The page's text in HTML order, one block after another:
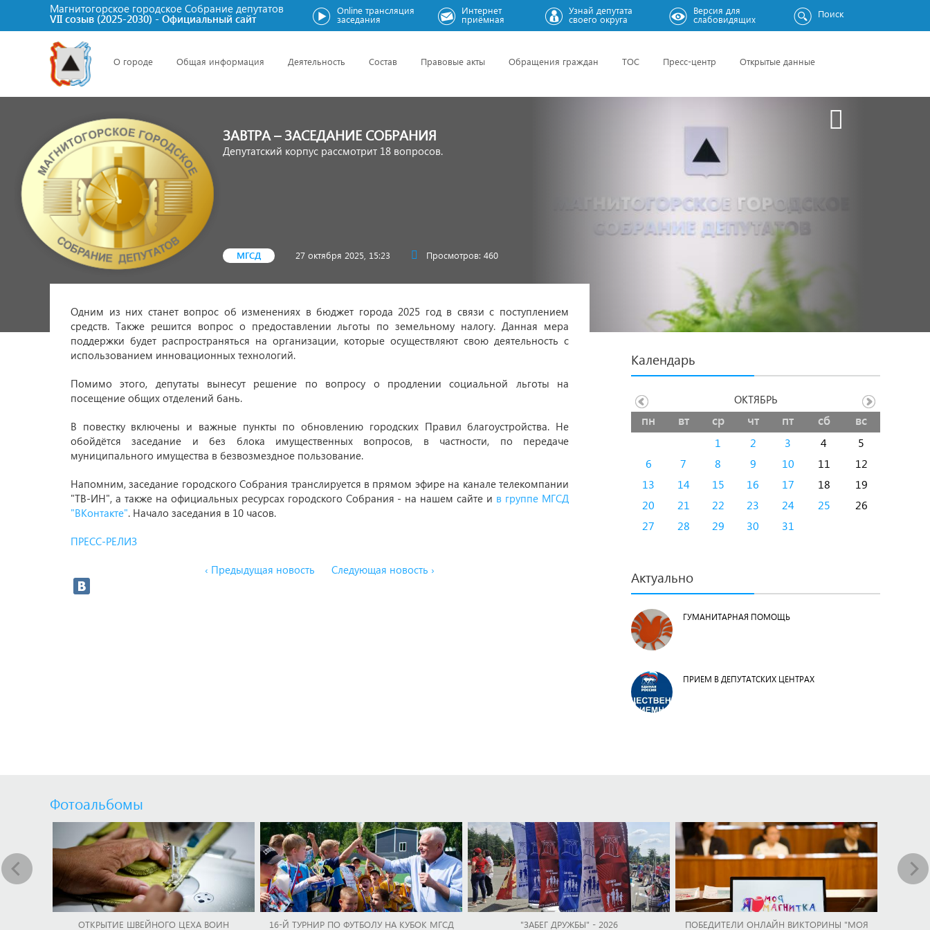
Магнитогорское городское Cобрание депутатов
VII созыв (2025-2030) - Официальный сайт
Online трансляция
заседания
Интернет
приёмная
Узнай депутата
своего округа
Версия для
слабовидящих Поиск
О городе Общая информация Деятельность Состав Правовые акты Обращения граждан ТОС Пресс-центр Открытые данные
ЗАВТРА – ЗАСЕДАНИЕ СОБРАНИЯ
Депутатский корпус рассмотрит 18 вопросов.
МГСД 27 октября 2025, 15:23 Просмотров: 460
Одним из них станет вопрос об изменениях в бюджет города 2025 год в связи с поступлением
средств. Также решится вопрос о предоставлении льготы по земельному налогу. Данная мера
поддержки будет распространяться на организации, которые осуществляют свою деятельность с
использованием инновационных технологий.
Помимо этого, депутаты вынесут решение по вопросу о продлении социальной льготы на
посещение общих отделений бань.
В повестку включены и важные пункты по обновлению городских Правил благоустройства. Не
обойдётся заседание и без блока имущественных вопросов, в частности, по передаче
муниципального имущества в безвозмездное пользование.
Напомним, заседание городского Собрания транслируется в прямом эфире на канале телекомпании
"ТВ-ИН", а также на официальных ресурсах городского Собрания - на нашем сайте и в группе МГСД
"ВКонтакте". Начало заседания в 10 часов.
ПРЕСС-РЕЛИЗ
‹ Предыдущая новость Следующая новость ›
Календарь
пн вт ср чт пт сб вс
1 2 3 4
5
6
7 8 9 10 11
12
13
14 15 16 17 18
19
20
21 22 23 24 25
26
27
28 29 30 31
ОКТЯБРЬ
Актуально
ГУМАНИТАРНАЯ ПОМОЩЬ
ПРИЕМ В ДЕПУТАТСКИХ ЦЕНТРАХ
Фотоальбомы
ОТКРЫТИЕ ШВЕЙНОГО ЦЕХА ВОИН 16-Й ТУРНИР ПО ФУТБОЛУ НА КУБОК МГСД "ЗАБЕГ ДРУЖБЫ" - 2026
ПОБЕДИТЕЛИ ОНЛАЙН ВИКТОРИНЫ "МОЯ